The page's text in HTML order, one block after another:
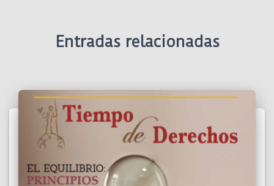
Entradas relacionadas